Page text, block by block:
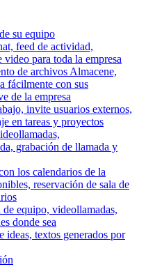
su equipo
feed de actividad,
para toda la empresa
de archivos Almacene,
fácilmente con sus
de la empresa
invite usuarios externos,
en tareas y proyectos
grabación de llamada y
los calendarios de la
reservación de sala de
de equipo, videollamadas,
donde sea
ideas, textos generados por